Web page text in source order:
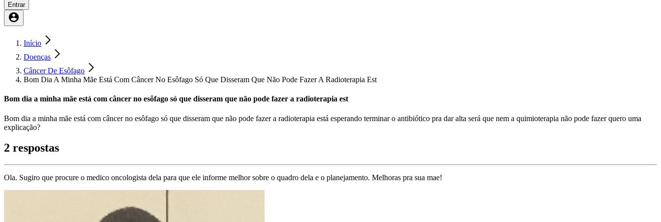
Entrar
Início
Doenças
Câncer De Esôfago
Bom Dia A Minha Mãe Está Com Câncer No Esôfago Só Que Disseram Que Não Pode Fazer A Radioterapia Est
Bom dia a minha mãe está com câncer no esôfago só que disseram que não pode fazer a radioterapia est
Bom dia a minha mãe está com câncer no esôfago só que disseram que não pode fazer a radioterapia está esperando terminar o antibiótico pra dar alta será que nem a quimioterapia não pode fazer quero uma
explicação?
2 respostas
Ola. Sugiro que procure o medico oncologista dela para que ele informe melhor sobre o quadro dela e o planejamento. Melhoras pra sua mae!